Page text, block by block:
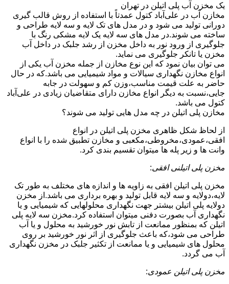
یک مخزن آب پلی اتیلن در تهران
مخازن آب در علی‌آباد کتول عمدتاً با استفاده از روش قالب گیری
دورانی تولید می شود و در مدل های تک لایه و سه لایه طراحی و
ساخته می شوند.در مدل های سه لایه یک لایه مشکی رنگ با
جلوگیری از ورود نور به داخل مخزن از رشد جلبک در داخل آب
مخزن یا تانکر جلوگیری می نماید.
می توان بیان نمود که این نوع مخازن از جمله مخزن آب یکی از
انواع مخازن نگهداری سیالات و مواد شیمیایی می باشد.که در حال
حاضر به علت قیمت مناسب،وزن کم و سهولت در جابه
جایی،نسبت به دیگر انواع مخازن دارای متقاضیان زیادی در علی‌آباد
کتول می باشد.
مخازن پلی اتیلن در چه مدل هایی تولید می شوند؟
از لحاظ شکل ظاهری مخزن پلی اتیلن در انواع
افقی،عمودی،مخروطی،مکعبی و مخازن تطبیق شده را با انواع
وانت ها و زیر پله ها میتوان تقسیم بندی کرد.
مخزن پلی اتیلنی افقی:
مخزن پلی اتیلن افقی به زاویه ها و اندازه های مختلف به طور تک
لایه،دولایه و سه لایه قابل تولید و بهره برداری می باشد.از مخزن
دولایه پلی اتیلن بیشتر جهت نگهداری محلولهایی که شیمیایی و یا
نگهداری آب بصورت دفنی میتوان استفاده کرد.مخزن سه لایه پلی
اتیلن که بمنظور ممانعت از تابش نور خورشید به محلول و یا آب
طراحی می شود،که باعث جلوگیری از اثر نور خورشید بر روی
محلول های شیمیایی و یا ممانعت از تکثیر جلبک در مخزن نگهداری
آب می گردد.
مخزن پلی اتیلن عمودی: